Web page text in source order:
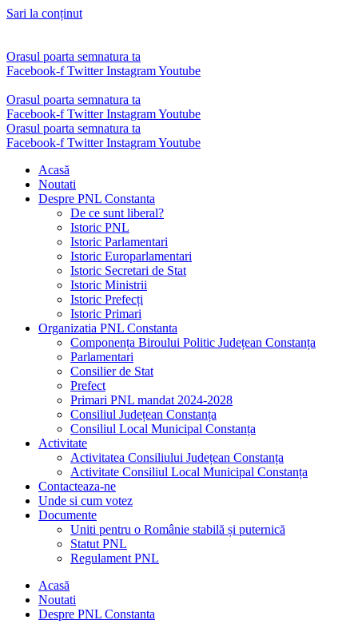
Sari la conținut
Orasul poarta semnatura ta
Facebook-f Twitter InstagramYoutube
Orasul poarta semnatura ta
Facebook-f Twitter InstagramYoutube
Orasul poarta semnatura ta
Facebook-f Twitter InstagramYoutube
Acasă
Noutati
Despre PNL Constanta
De ce sunt liberal?
Istoric PNL
Istoric Parlamentari
Istoric Europarlamentari
Istoric Secretari de Stat
Istoric Ministrii
Istoric Prefecți
Istoric Primari
Organizatia PNL Constanta
Componența Biroului Politic Județean Constanța
Parlamentari
Consilier de Stat
Prefect
Primari PNL mandat 2024-2028
Consiliul Județean Constanța
Consiliul Local Municipal Constanța
Activitate
Activitatea Consiliului Județean Constanța
Activitate Consiliul Local Municipal Constanța
Contacteaza-ne
Unde si cum votez
Documente
Uniti pentru o Românie stabilă și puternică
Statut PNL
Regulament PNL
Acasă
Noutati
Despre PNL Constanta